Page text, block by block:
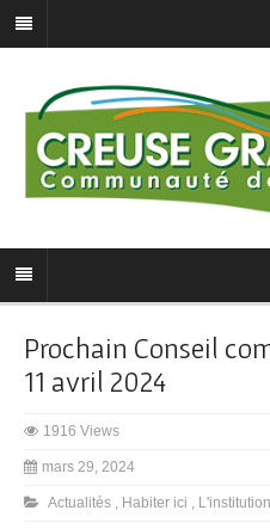
Prochain Conseil
11 avril 2024
1916 Views
mars 29, 2024
Actualités , Habiter ici , L'institution